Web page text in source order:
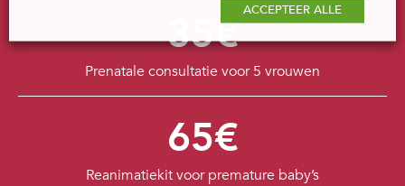
35€
Prenatale consultatie voor 5 vrouwen
65€
Reanimatiekit voor premature baby’s
ACCEPTEER ALLE